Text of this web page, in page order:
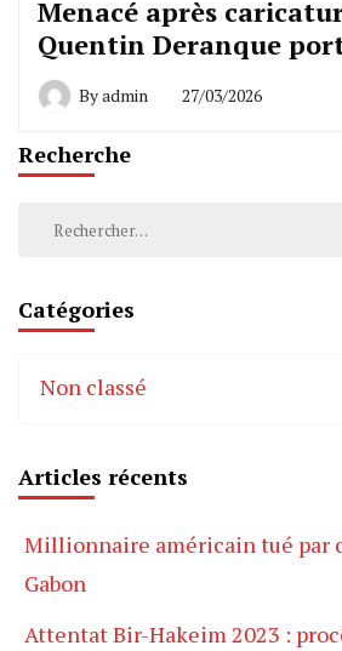
Menacé après
Quentin Deranque
Byadmin 27/03/2026
Recherche
Rechercher :
Catégories
Non classé
Articles récents
Millionnaire américain tué par
Gabon
Attentat Bir-Hakeim 2023 :